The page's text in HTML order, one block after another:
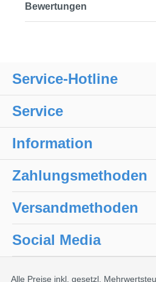
Bewertungen
Service-Hotline
Service
Information
Zahlungsmethoden
Versandmethoden
Social Media
Alle Preise inkl. gesetzl.